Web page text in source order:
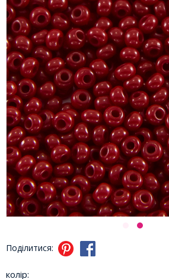
Поділитися:
колір: